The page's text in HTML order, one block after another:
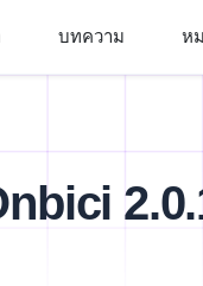
บทความ ห